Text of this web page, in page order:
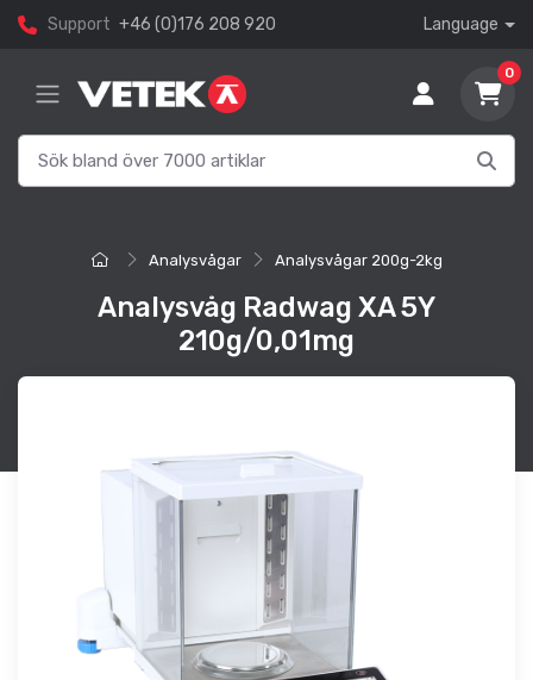
Support +46 (0)176 208 920 Language
0
Analysvågar Analysvågar 200g-2kg
Analysvåg Radwag XA 5Y
210g/0,01mg